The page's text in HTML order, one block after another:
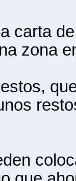
carta
zona